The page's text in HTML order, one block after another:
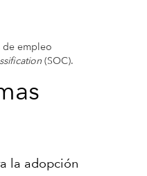
de empleo
(SOC).
la adopción